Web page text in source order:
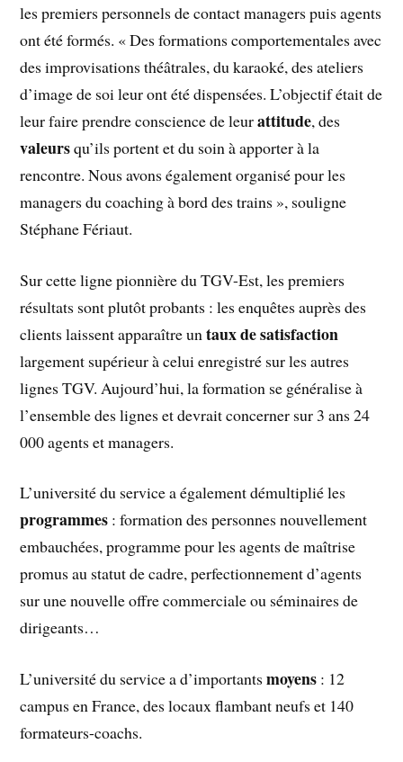
les premiers personnels de contact managers puis agents
ont été formés. « Des formations comportementales avec
des improvisations théâtrales, du karaoké, des ateliers
d’image de soi leur ont été dispensées. L’ob­jectif était de
leur faire prendre conscience de leurattitude, des
valeursqu’ils portent et du soin à apporter à la
rencontre. Nous avons également organisé pour les
managers du coaching à bord des trains », souligne
Stéphane Fériaut.
Sur cette ligne pionnière du TGV-Est, les premiers
résultats sont plutôt probants : les enquêtes auprès des
clients laissent apparaître untaux de satisfaction
largement supérieur à celui enregistré sur les autres
lignes TGV. Aujourd’hui, la formation se généralise à
l’ensemble des lignes et devrait concerner sur 3 ans 24
000 agents et managers.
L’université du service a également démultiplié les
programmes : formation des personnes nouvellement
embauchées, programme pour les agents de maîtrise
promus au statut de cadre, perfectionnement d’agents
sur une nouvelle offre commerciale ou séminaires de
dirigeants…
L’université du service a d’importantsmoyens : 12
campus en France, des locaux flambant neufs et 140
formateurs-coachs.